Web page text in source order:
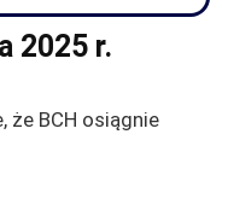
2025 r.
że BCH osiągnie